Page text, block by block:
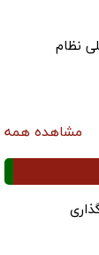
نظام
مشاهده همه